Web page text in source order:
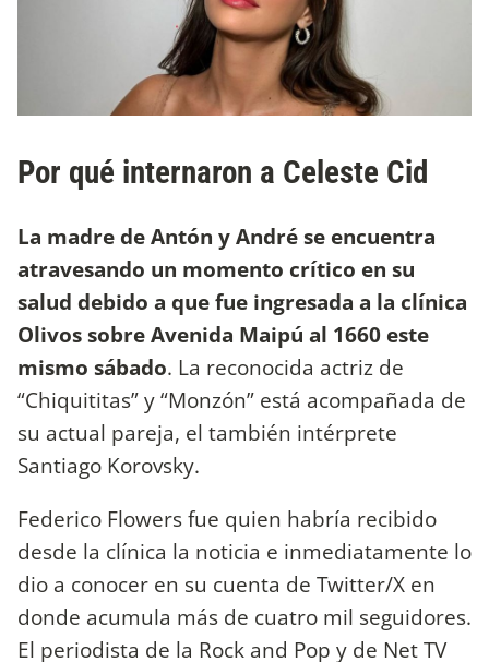
Por qué internaron a Celeste Cid
La madre de Antón y André se encuentra
atravesando un momento crítico en su
salud debido a que fue ingresada a la clínica
Olivos sobre Avenida Maipú al 1660 este
mismo sábado. La reconocida actriz de
“Chiquititas” y “Monzón” está acompañada de
su actual pareja, el también intérprete
Santiago Korovsky.
Federico Flowers fue quien habría recibido
desde la clínica la noticia e inmediatamente lo
dio a conocer en su cuenta de Twitter/X en
donde acumula más de cuatro mil seguidores.
El periodista de la Rock and Pop y de Net TV